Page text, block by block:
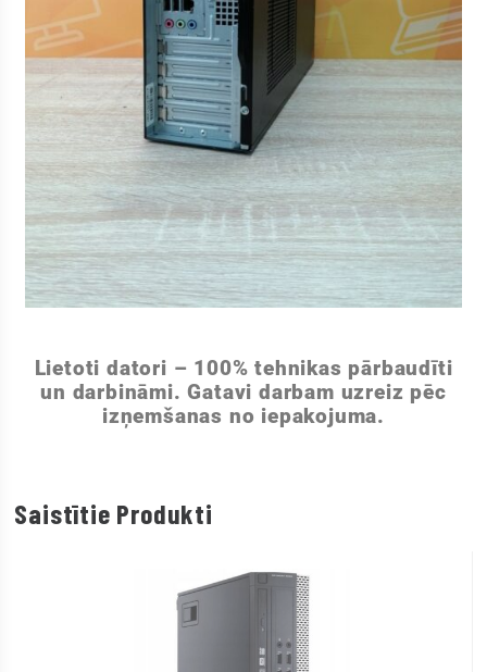
Lietoti datori – 100% tehnikas pārbaudīti
un darbināmi. Gatavi darbam uzreiz pēc
izņemšanas no iepakojuma.
Saistītie Produkti